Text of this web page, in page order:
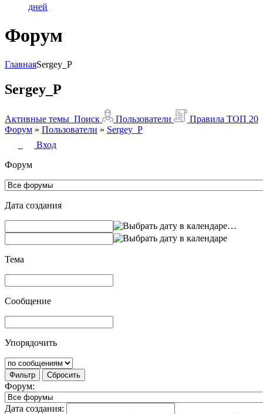
дней
Форум
ГлавнаяSergey_P
Sergey_P
Активные темы Поиск Пользователи Правила ТОП 20
Форум » Пользователи » Sergey_P
Вход
Форум
Дата создания
…
Тема
Сообщение
Упорядочить
Фильтр Сбросить
Форум:
Дата создания: